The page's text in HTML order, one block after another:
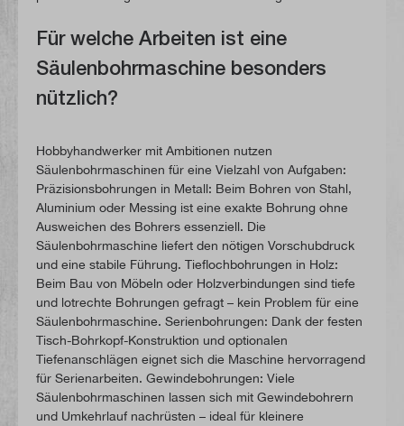
Für welche Arbeiten ist eine
Säulenbohrmaschine besonders
nützlich?
Hobbyhandwerker mit Ambitionen nutzen
Säulenbohrmaschinen für eine Vielzahl von Aufgaben:
Präzisionsbohrungen in Metall: Beim Bohren von Stahl,
Aluminium oder Messing ist eine exakte Bohrung ohne
Ausweichen des Bohrers essenziell. Die
Säulenbohrmaschine liefert den nötigen Vorschubdruck
und eine stabile Führung. Tieflochbohrungen in Holz:
Beim Bau von Möbeln oder Holzverbindungen sind tiefe
und lotrechte Bohrungen gefragt – kein Problem für eine
Säulenbohrmaschine. Serienbohrungen: Dank der festen
Tisch-Bohrkopf-Konstruktion und optionalen
Tiefenanschlägen eignet sich die Maschine hervorragend
für Serienarbeiten. Gewindebohrungen: Viele
Säulenbohrmaschinen lassen sich mit Gewindebohrern
und Umkehrlauf nachrüsten – ideal für kleinere